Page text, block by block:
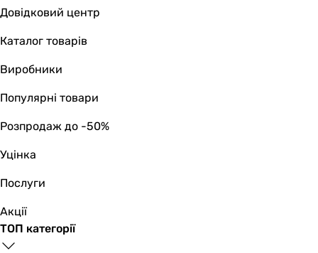
250 мм
250 мм
250 мм
580 мм
365 мм
780 мм
780 мм
350 мм
170 мм
435 мм
435 мм
Глибина
580 мм
Довідковий центр
Каталог товарів
Виробники
Популярні товари
Розпродаж до -50%
Уцінка
Послуги
Акції
ТОП категорії